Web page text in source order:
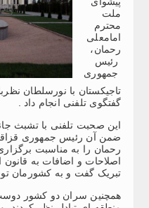
ملت
محترم
امامعلی
رحمان،
رئیس
جمهوری
تاجیکستان با نورسلطان
گفتگوی تلفنی انجام داد .
این صحبت تلفنی با تشبث
ضمن آن رئیس جمهوری
رحمان را به مناسبت
اصلاحات و اضافات به
تبریک گفت و به کشورمان
همچنین سران دو کشور